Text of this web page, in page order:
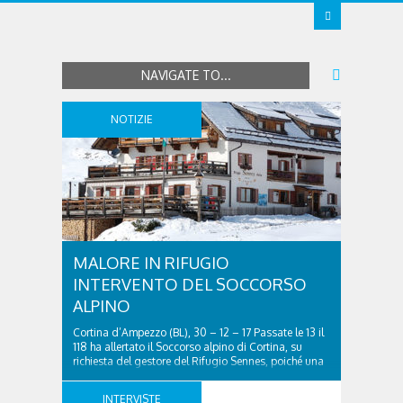
NAVIGATE TO...
NOTIZIE
MALORE IN RIFUGIO
INTERVENTO DEL SOCCORSO
ALPINO
Cortina d’Ampezzo (BL), 30 – 12 – 17 Passate le 13 il
118 ha allertato il Soccorso alpino di Cortina, su
richiesta del gestore del Rifugio Sennes, poiché una
INTERVISTE